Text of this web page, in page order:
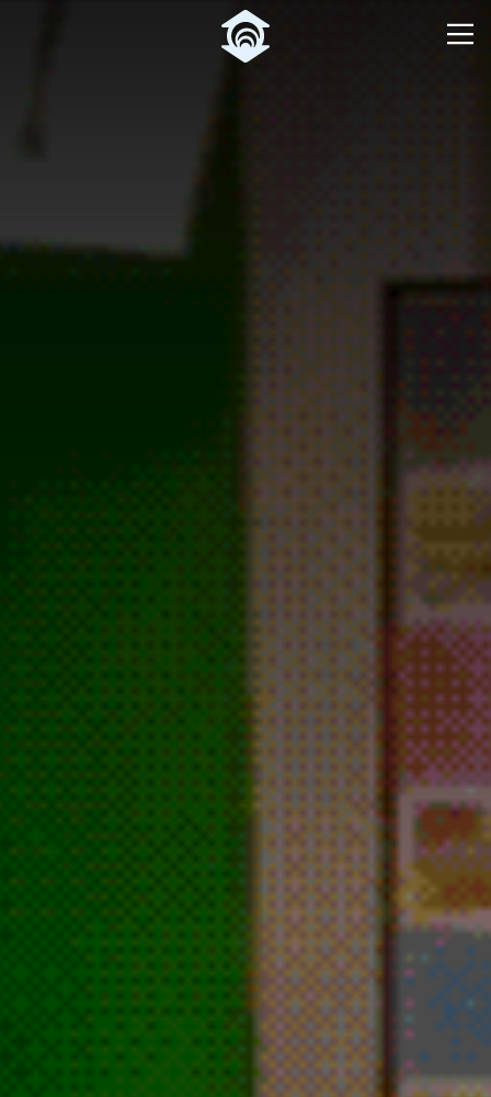
Pular para o Conteúdo principal